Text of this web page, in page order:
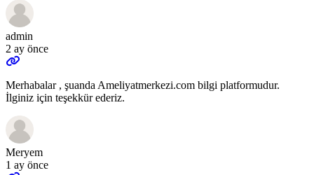
admin
2 ay önce
Merhabalar , şuanda Ameliyatmerkezi.com bilgi platformudur.
İlginiz için teşekkür ederiz.
Meryem
1 ay önce